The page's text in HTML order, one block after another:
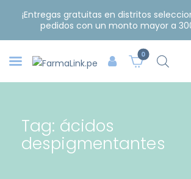
¡Entregas gratuitas en distritos
pedidos con un monto mayor a
0
Tag: ácidos
despigmentantes